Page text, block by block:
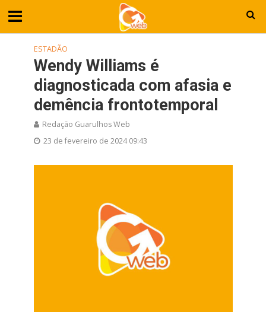
ESTADÃO
Wendy Williams é
diagnosticada com afasia e
demência frontotemporal
Redação Guarulhos Web
23 de fevereiro de 2024 09:43